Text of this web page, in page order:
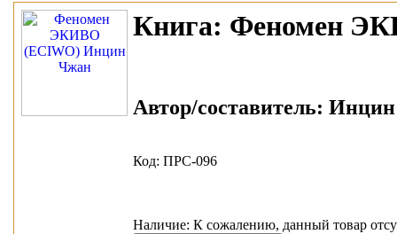
Книга: Феномен
Автор/составитель:
Код: ПРС-096
Наличие: К сожалению, данный товар